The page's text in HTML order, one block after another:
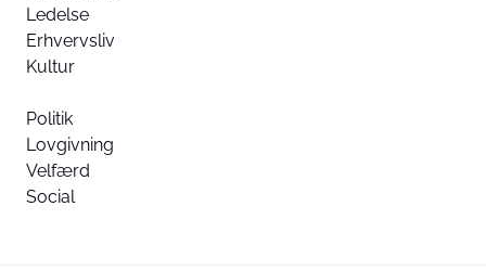
Ledelse
Erhvervsliv
Kultur
Politik
Lovgivning
Velfærd
Social